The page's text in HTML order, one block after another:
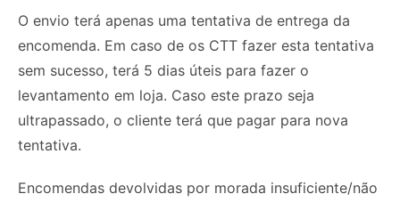
O envio terá apenas uma tentativa de entrega da
encomenda. Em caso de os CTT fazer esta tentativa
sem sucesso, terá 5 dias úteis para fazer o
levantamento em loja. Caso este prazo seja
ultrapassado, o cliente terá que pagar para nova
tentativa.
Encomendas devolvidas por morada insuficiente/não